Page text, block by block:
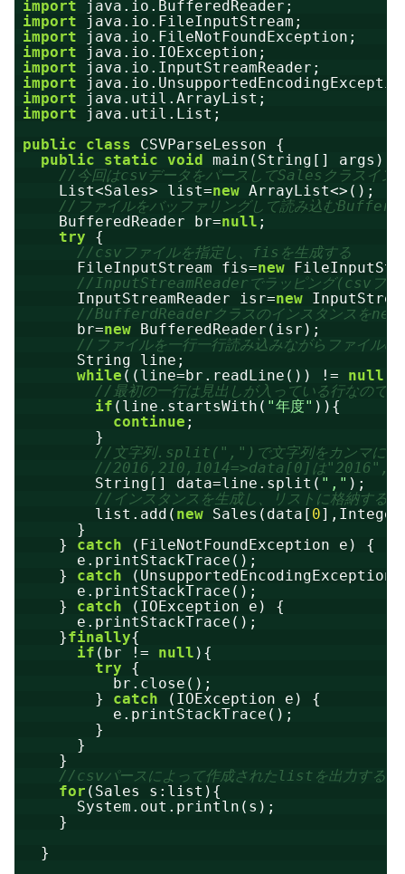
import
java.io.BufferedReader;
import
java.io.FileInputStream;
import
java.io.FileNotFoundException;
import
java.io.IOException;
import
java.io.InputStreamReader;
import
import
java.util.ArrayList;
import
java.util.List;
public
class
CSVParseLesson {
public
static void main(String[] args) {
//今回はcsvデータをパースしてSalesクラスイン
List<Sales> list=new ArrayList<>();
//ファイルをバッファリングして読み込む
BufferedReader br=null ;
try
{
//csvファイルを指定し、fisを生成する
FileInputStream fis=new
//InputStreamReaderでラッピング(csvファ
InputStreamReader isr=new
//BufferdReaderクラスのインスタンスをnew
br=new BufferedReader(isr);
//ファイルを一行一行読み込みながらファイルの
String line;
while ((line=br.readLine()) != null
//最初の一行は見出しが入っている行なのでス
if (line.startsWith( "年度" )){
continue ;
}
//文字列.split(",")で文字列をカンマによっ
//2016,210,1014=>data[0]は
String[] data=line.split( "," );
//インスタンスを生成し、リストに格納す
list.add( new Sales(data[ 0
}
} catch
(FileNotFoundException e) {
e.printStackTrace();
} catch
e.printStackTrace();
} catch
(IOException e) {
e.printStackTrace();
}finally{
if (br != null ){
try
{
br.close();
} catch
(IOException e) {
e.printStackTrace();
}
}
}
//csvパースによって作成されたlistを出力する
for (Sales s:list){
System.out.println(s);
}
}